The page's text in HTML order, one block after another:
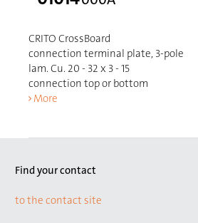
CRITO CrossBoard
connection terminal plate, 3-pole
lam. Cu. 20 - 32 x 3 - 15
connection top or bottom
More
Find your contact
to the contact site